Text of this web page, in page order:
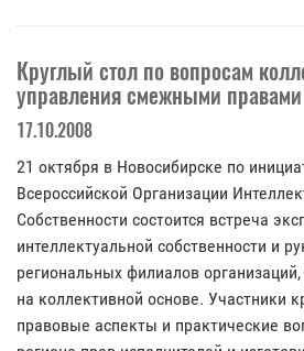
Круглый стол по вопросам
управления смежными правами
17.10.2008
21 октября в Новосибирске по
Всероссийской Организации
Собственности состоится встреча
интеллектуальной собственности и
региональных филиалов
на коллективной основе. Участники
правовые аспекты и практические